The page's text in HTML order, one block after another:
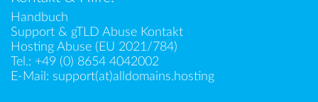
Handbuch
Support & gTLD Abuse Kontakt
Hosting Abuse (EU 2021/784)
Tel.: +49 (0) 8654 4042002
E-Mail: support(at)alldomains.hosting